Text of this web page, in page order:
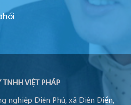
TNHH VIỆT PHÁP
nghiệp Diên Phú, xã Diên Điền,